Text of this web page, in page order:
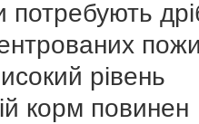
потребують
рівень
корм повинен